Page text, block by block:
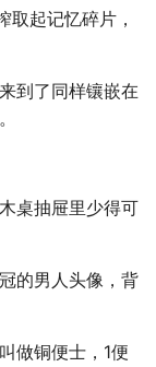
取起记忆碎片，
到了同样镶嵌在
桌抽屉里少得可
的男人头像，背
做铜便士，1便